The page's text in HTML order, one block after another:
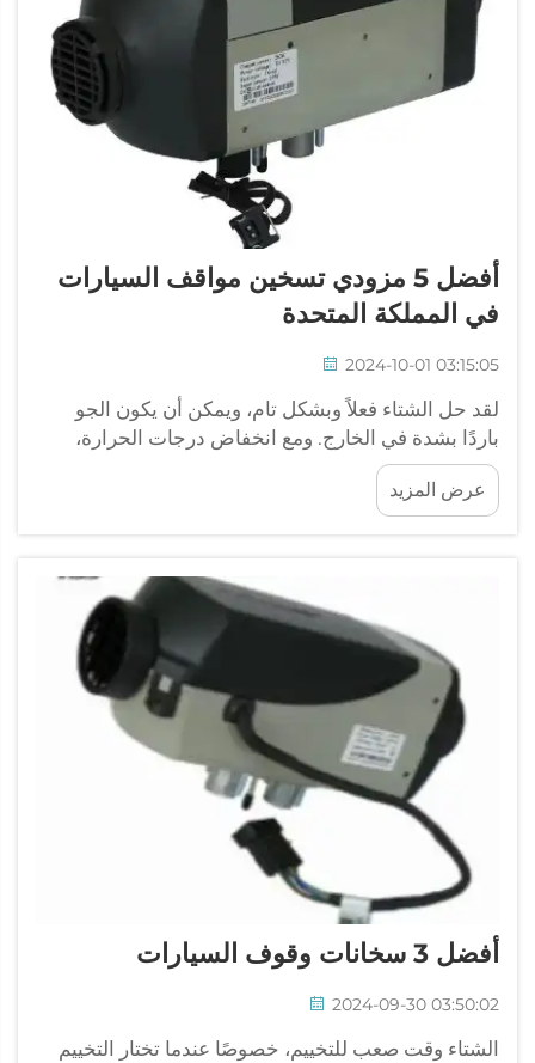
أفضل 5 مزودي تسخين مواقف السيارات
في المملكة المتحدة
2024-10-01 03:15:05
لقد حل الشتاء فعلاً وبشكل تام، ويمكن أن يكون الجو
باردًا بشدة في الخارج. ومع انخفاض درجات الحرارة،
يصبح الاحتفاظ بالدفء داخل سيارتك أولوية قصوى لأنك
تريد أن تشعر بالراحة والدفء أثناء القيادة. واحدة من
أفضل الطرق لتحقيق ذلك هي عبر سخان الوقوف...
عرض المزيد
أفضل 3 سخانات وقوف السيارات
2024-09-30 03:50:02
الشتاء وقت صعب للتخييم، خصوصًا عندما تختار التخييم